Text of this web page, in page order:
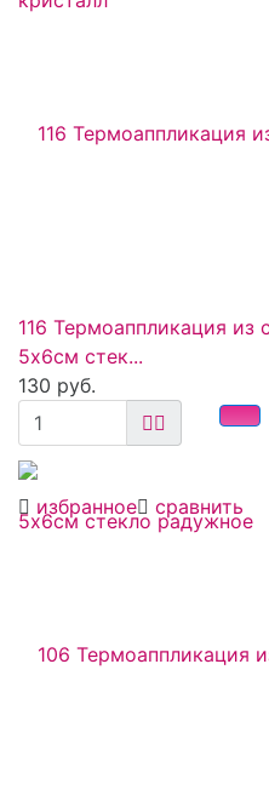
избранное сравнить
116 Термоаппликация
5х6см стек...
130 руб.